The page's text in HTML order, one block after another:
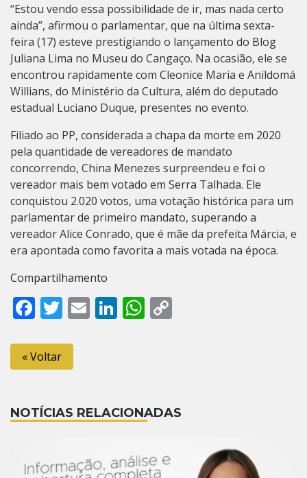
“Estou vendo essa possibilidade de ir, mas nada certo
ainda”, afirmou o parlamentar, que na última sexta-
feira (17) esteve prestigiando o lançamento do Blog
Juliana Lima no Museu do Cangaço. Na ocasião, ele se
encontrou rapidamente com Cleonice Maria e Anildomá
Willians, do Ministério da Cultura, além do deputado
estadual Luciano Duque, presentes no evento.
Filiado ao PP, considerada a chapa da morte em 2020
pela quantidade de vereadores de mandato
concorrendo, China Menezes surpreendeu e foi o
vereador mais bem votado em Serra Talhada. Ele
conquistou 2.020 votos, uma votação histórica para um
parlamentar de primeiro mandato, superando a
vereador Alice Conrado, que é mãe da prefeita Márcia, e
era apontada como favorita a mais votada na época.
Compartilhamento
Facebook
Twitter
EmailLinkedIn
WhatsApp
« Voltar
NOTÍCIAS RELACIONADAS